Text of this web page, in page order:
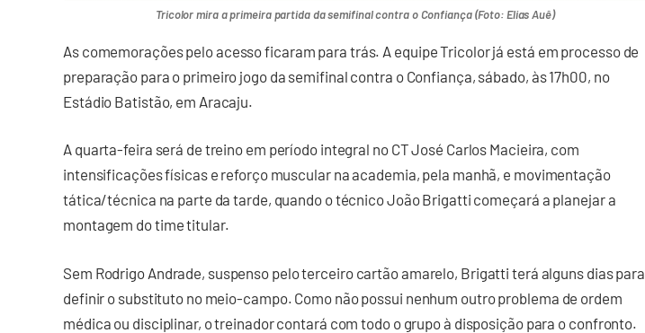
Tricolor mira a primeira partida da semifinal contra o Confiança (Foto: Elias Auê)
As comemorações pelo acesso ficaram para trás. A equipe Tricolor já está em processo de
preparação para o primeiro jogo da semifinal contra o Confiança, sábado, às 17h00, no
Estádio Batistão, em Aracaju.
A quarta-feira será de treino em período integral no CT José Carlos Macieira, com
intensificações físicas e reforço muscular na academia, pela manhã, e movimentação
tática/técnica na parte da tarde, quando o técnico João Brigatti começará a planejar a
montagem do time titular.
Sem Rodrigo Andrade, suspenso pelo terceiro cartão amarelo, Brigatti terá alguns dias para
definir o substituto no meio-campo. Como não possui nenhum outro problema de ordem
médica ou disciplinar, o treinador contará com todo o grupo à disposição para o confronto.